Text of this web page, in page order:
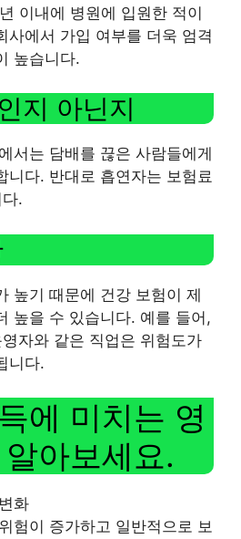
이내에 병원에 입원한 적이
사에서 가입 여부를 더욱 엄격
높습니다.
지 아닌지
서는 담배를 끊은 사람들에게
니다. 반대로 흡연자는 보험료
.
높기 때문에 건강 보험이 제
높을 수 있습니다. 예를 들어,
자와 같은 직업은 위험도가
니다.
에 미치는 영
아보세요.
화
험이 증가하고 일반적으로 보